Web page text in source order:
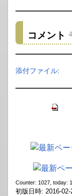
コメント
添付ファイル:
Counter: 1027, today:
初版日時: 2016-